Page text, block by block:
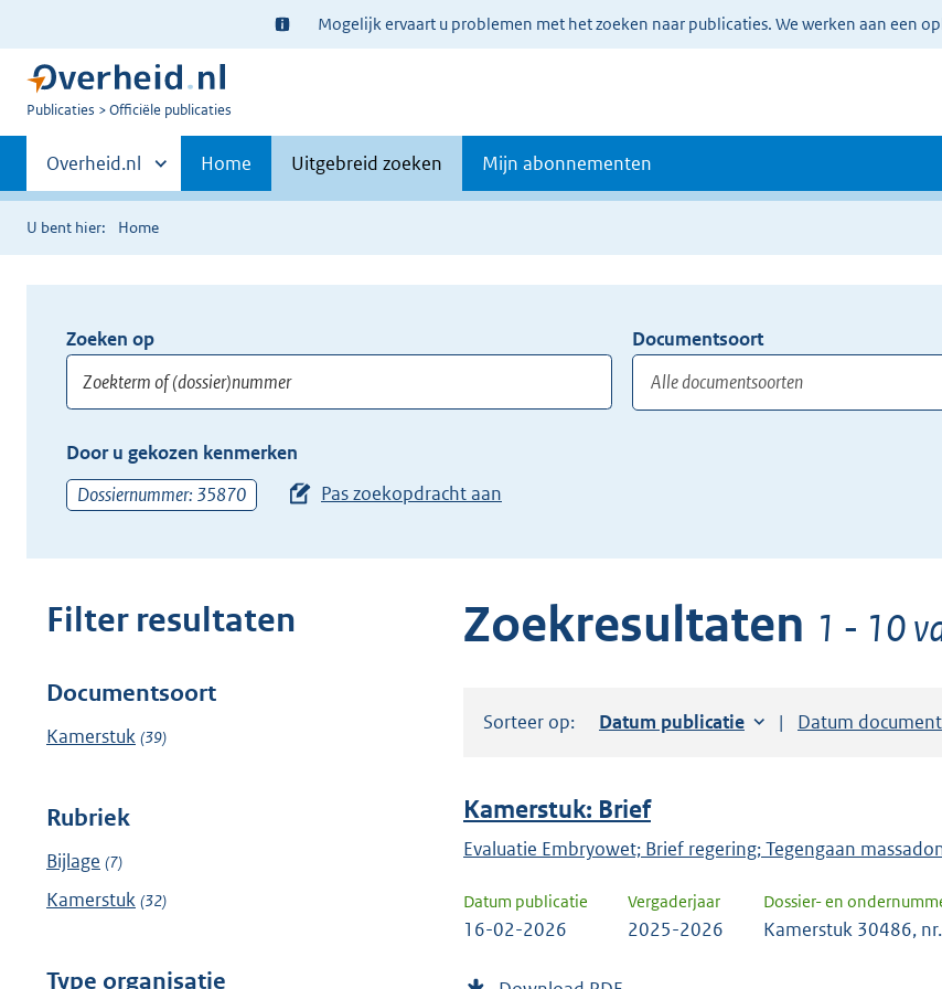
Ter
informatie:
Mogelijk ervaart u problemen met het zoeken naar publicaties. We werken aan een
U
Publicaties Officiële publicaties
Primaire
navigatie
Andere
sites
binnen
Overheid.nl Home Uitgebreid zoeken Mijn abonnementen
U bent hier: Home
Opnieuw
zoeken:
Zoeken op
of
(dossier)nummer
hier
uw
zoekterm
in
Documentsoort
Gebruik
om
krijgen
suggesties.
Druk
ENTER
om
Door u gekozen kenmerken
Dossiernummer: 35870
Pas zoekopdracht aan
Filter resultaten
Filter
resultaten
Documentsoort
Kamerstuk (39)
Rubriek
Bijlage (7)
Kamerstuk (32)
Type organisatie
Zoekresultaten 1 - 10
Sorteer op: Sorteer op:
Datum publicatie Sorteer op:
Datum document
Kamerstuk: Brief
Evaluatie Embryowet; Brief regering; Tegengaan
Datum publicatie
16-02-2026
Vergaderjaar
2025-2026
Dossier- en
Kamerstuk 30486,